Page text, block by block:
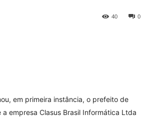
0
40
em primeira instância, o prefeito de
empresa Clasus Brasil Informática Ltda